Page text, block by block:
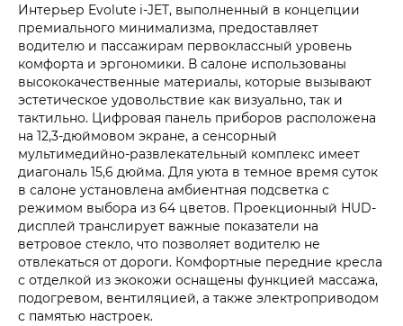
Интерьер Evolute i‑JET, выполненный в концепции
премиального минимализма, предоставляет
водителю и пассажирам первоклассный уровень
комфорта и эргономики. В салоне использованы
высококачественные материалы, которые вызывают
эстетическое удовольствие как визуально, так и
тактильно. Цифровая панель приборов расположена
на 12,3-дюймовом экране, а сенсорный
мультимедийно-развлекательный комплекс имеет
диагональ 15,6 дюйма. Для уюта в темное время суток
в салоне установлена амбиентная подсветка с
режимом выбора из 64 цветов. Проекционный HUD-
дисплей транслирует важные показатели на
ветровое стекло, что позволяет водителю не
отвлекаться от дороги. Комфортные передние кресла
с отделкой из экокожи оснащены функцией массажа,
подогревом, вентиляцией, а также электроприводом
с памятью настроек.